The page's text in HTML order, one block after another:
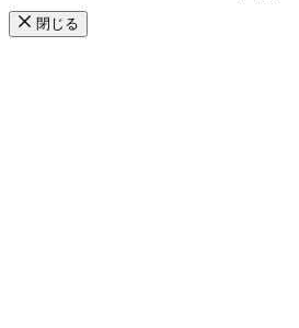
閉じる